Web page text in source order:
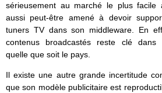
sérieusement au marché le plus facile
aussi peut-être amené à devoir
tuners TV dans son middleware. En
contenus broadcastés reste clé dans
quelle que soit le pays.
Il existe une autre grande incertitude
que son modèle publicitaire est